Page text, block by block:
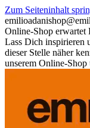
Zum Seiteninhalt
emilioadani
Online-Shop erwartet
Lass Dich inspirieren
dieser Stelle näher
unserem Online-Shop